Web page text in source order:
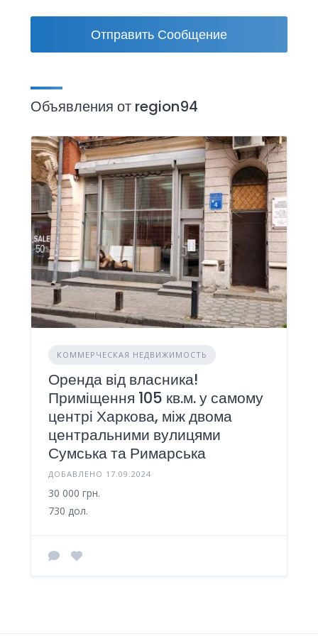
Отправить Сообщение
Объявления от region94
КОММЕРЧЕСКАЯ НЕДВИЖИМОСТЬ
Оренда від власника!
Приміщення 105 кв.м. у самому
центрі Харкова, між двома
центральними вулицями
Сумська та Римарська
ДОБАВЛЕНО 17.09.2024
30 000 грн.
730 дол.